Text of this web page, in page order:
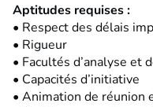
Aptitudes requises :
• Respect des délais
• Rigueur
• Facultés d’analyse et
• Capacités d’initiative
• Animation de réunion